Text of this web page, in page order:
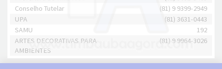
Conselho Tutelar
(81) 9 9399-2949
UPA
(81) 3631-0443
SAMU
192
ARTES DECORATIVAS PARA
AMBIENTES
(81) 9 9964-3026